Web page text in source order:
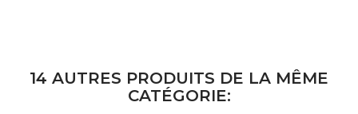
14 AUTRES PRODUITS DE LA MÊME
CATÉGORIE: